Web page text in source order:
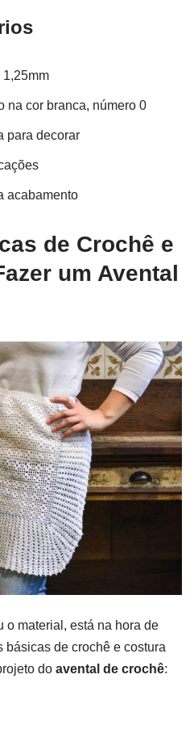
1,25mm
na cor branca, número 0
para decorar
acabamento
de Crochê e
um Avental
o material, está na hora de
básicas de crochê e costura
do avental de crochê: